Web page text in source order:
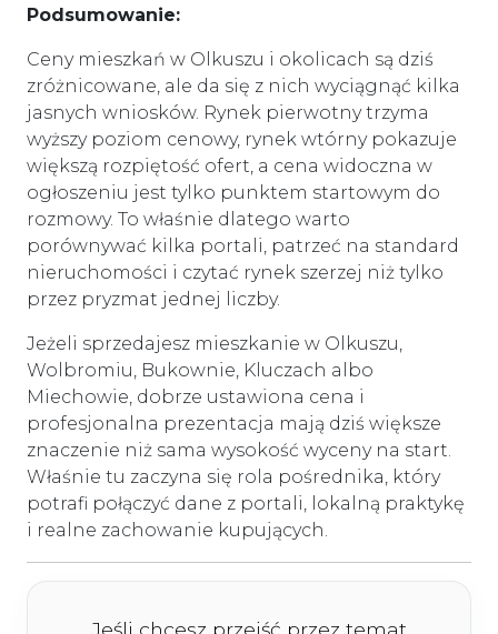
Podsumowanie:
Ceny mieszkań w Olkuszu i okolicach są dziś
zróżnicowane, ale da się z nich wyciągnąć kilka
jasnych wniosków. Rynek pierwotny trzyma
wyższy poziom cenowy, rynek wtórny pokazuje
większą rozpiętość ofert, a cena widoczna w
ogłoszeniu jest tylko punktem startowym do
rozmowy. To właśnie dlatego warto
porównywać kilka portali, patrzeć na standard
nieruchomości i czytać rynek szerzej niż tylko
przez pryzmat jednej liczby.
Jeżeli sprzedajesz mieszkanie w Olkuszu,
Wolbromiu, Bukownie, Kluczach albo
Miechowie, dobrze ustawiona cena i
profesjonalna prezentacja mają dziś większe
znaczenie niż sama wysokość wyceny na start.
Właśnie tu zaczyna się rola pośrednika, który
potrafi połączyć dane z portali, lokalną praktykę
i realne zachowanie kupujących.
Jeśli chcesz przejść przez temat